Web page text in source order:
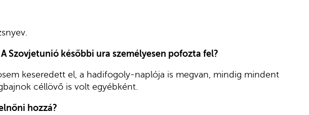
Szovjetunió későbbi ura személyesen pofozta fel?
keseredett el, a hadifogoly-naplója is megvan, mindig mindent
céllövő is volt egyébként.
hozzá?